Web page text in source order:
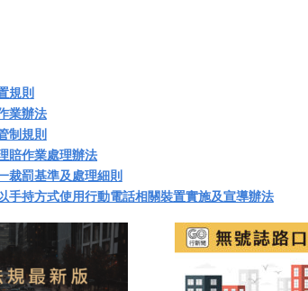
規則
業辦法
制規則
賠作業處理辦法
裁罰基準及處理細則
手持方式使用行動電話相關裝置實施及宣導辦法